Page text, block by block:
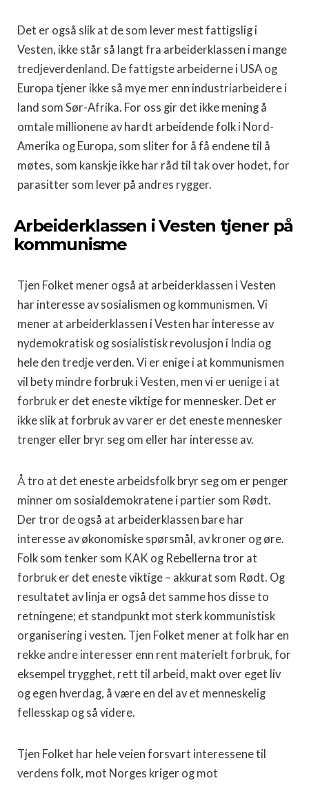
Det er også slik at de som lever mest fattigslig i
Vesten, ikke står så langt fra arbeiderklassen i mange
tredjeverdenland. De fattigste arbeiderne i USA og
Europa tjener ikke så mye mer enn industriarbeidere i
land som Sør-Afrika. For oss gir det ikke mening å
omtale millionene av hardt arbeidende folk i Nord-
Amerika og Europa, som sliter for å få endene til å
møtes, som kanskje ikke har råd til tak over hodet, for
parasitter som lever på andres rygger.
Arbeiderklassen i Vesten tjener på
kommunisme
Tjen Folket mener også at arbeiderklassen i Vesten
har interesse av sosialismen og kommunismen. Vi
mener at arbeiderklassen i Vesten har interesse av
nydemokratisk og sosialistisk revolusjon i India og
hele den tredje verden. Vi er enige i at kommunismen
vil bety mindre forbruk i Vesten, men vi er uenige i at
forbruk er det eneste viktige for mennesker. Det er
ikke slik at forbruk av varer er det eneste mennesker
trenger eller bryr seg om eller har interesse av.
Å tro at det eneste arbeidsfolk bryr seg om er penger
minner om sosialdemokratene i partier som Rødt.
Der tror de også at arbeiderklassen bare har
interesse av økonomiske spørsmål, av kroner og øre.
Folk som tenker som KAK og Rebellerna tror at
forbruk er det eneste viktige – akkurat som Rødt. Og
resultatet av linja er også det samme hos disse to
retningene; et standpunkt mot sterk kommunistisk
organisering i vesten. Tjen Folket mener at folk har en
rekke andre interesser enn rent materielt forbruk, for
eksempel trygghet, rett til arbeid, makt over eget liv
og egen hverdag, å være en del av et menneskelig
fellesskap og så videre.
Tjen Folket har hele veien forsvart interessene til
verdens folk, mot Norges kriger og mot